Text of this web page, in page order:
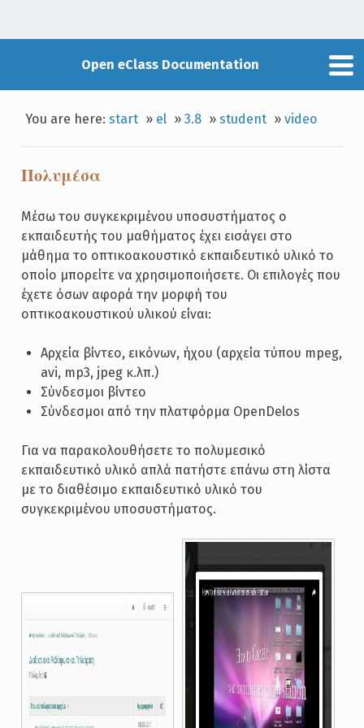
Open eClass Documentation
You are here:start » el »3.8 »student »video
Πολυμέσα
Μέσω του συγκεκριμένου υποσυστήματος ο
εκπαιδευτής του μαθήματος έχει εισάγει στο
μάθημα το οπτικοακουστικό εκπαιδευτικό υλικό το
οποίο μπορείτε να χρησιμοποιήσετε. Οι επιλογές που
έχετε όσων αφορά την μορφή του
οπτικοακουστικού υλικού είναι:
Αρχεία βίντεο, εικόνων, ήχου (αρχεία τύπου mpeg,
avi, mp3, jpeg κ.λπ.)
Σύνδεσμοι βίντεο
Σύνδεσμοι από την πλατφόρμα OpenDelos
Για να παρακολουθήσετε το πολυμεσικό
εκπαιδευτικό υλικό απλά πατήστε επάνω στη λίστα
με το διαθέσιμο εκπαιδευτικό υλικό του
συγκεκριμένου υποσυστήματος.